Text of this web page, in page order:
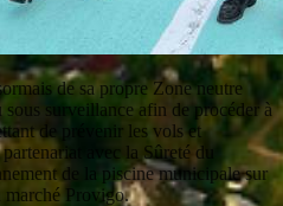
de sa propre Zone neutre
surveillance afin de procéder à
de prévenir les vols et
avec la Sûreté du
de la piscine municipale sur
marché Provigo.